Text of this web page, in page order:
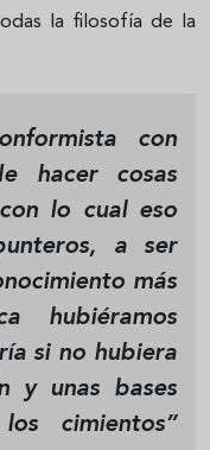
la filosofía de la
con
hacer cosas
lo cual eso
a ser
más
hubiéramos
si no hubiera
y unas bases
cimientos”